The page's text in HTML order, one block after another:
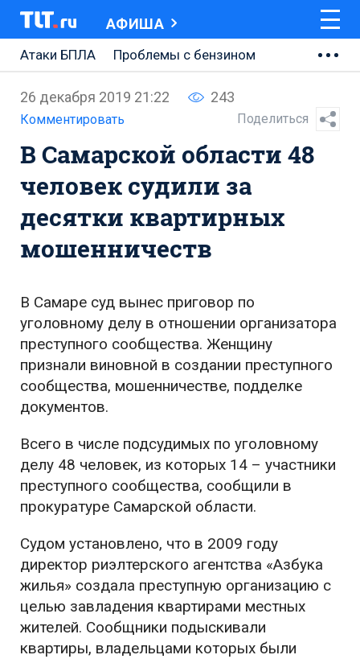
АФИША
Атаки БПЛА
Проблемы с бензином
АВТОВАЗ
Ремонт Центральной площади
Ремонт Обводного шоссе
Набережная Тольятти
Неделя Тольятти
26 декабря 2019 21:22 243
Комментировать Поделиться
В Самарской области 48
человек судили за
десятки квартирных
мошенничеств
В Самаре суд вынес приговор по
уголовному делу в отношении организатора
преступного сообщества. Женщину
признали виновной в создании преступного
сообщества, мошенничестве, подделке
документов.
Всего в числе подсудимых по уголовному
делу 48 человек, из которых 14 – участники
преступного сообщества, сообщили в
прокуратуре Самарской области.
Судом установлено, что в 2009 году
директор риэлтерского агентства «Азбука
жилья» создала преступную организацию с
целью завладения квартирами местных
жителей. Сообщники подыскивали
квартиры, владельцами которых были